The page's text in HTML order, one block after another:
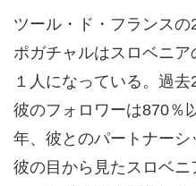
ツール・ド・フランスの
ポガチャルはスロベニ
１人になっている。過
彼のフォロワーは870％
年、彼とのパートナーシ
彼の目から見たスロベ